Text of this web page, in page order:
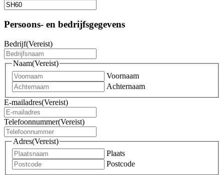
Persoons- en bedrijfsgegevens
Bedrijf(Vereist)
Naam(Vereist)
Voornaam
Achternaam
E-mailadres(Vereist)
Telefoonnummer(Vereist)
Adres(Vereist)
Plaats
Postcode